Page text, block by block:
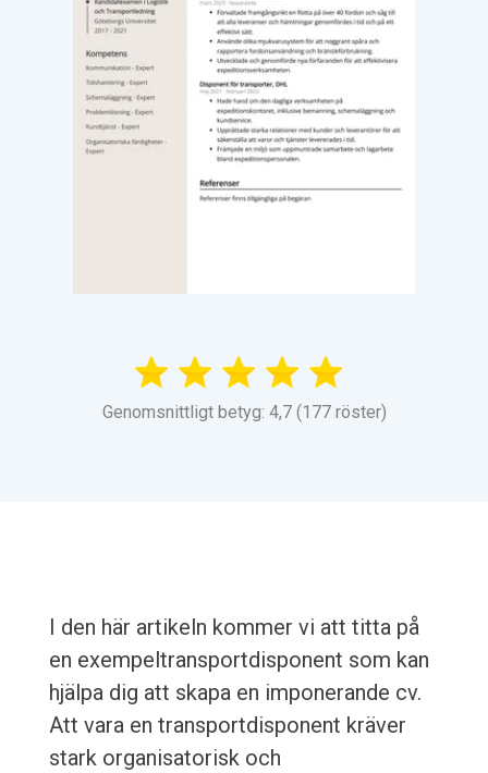
Genomsnittligt betyg: 4,7 (177 röster)
I den här artikeln kommer vi att titta på
en exempeltransportdisponent som kan
hjälpa dig att skapa en imponerande cv.
Att vara en transportdisponent kräver
stark organisatorisk och